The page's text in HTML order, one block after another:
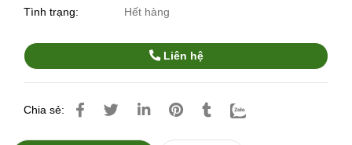
Tình trạng: Hết hàng
Liên hệ
Chia sẻ: